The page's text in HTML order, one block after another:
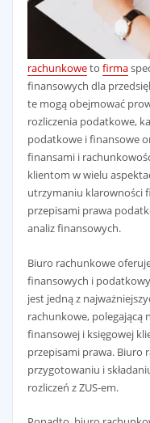
rachunkoweto firma
finansowych dla
te mogą obejmować
rozliczenia podatkowe,
podatkowe i finansowe
finansami i
klientom w wielu
utrzymaniu klarowności
przepisami prawa
analiz finansowych.
Biuro rachunkowe
finansowych i
jest jedną z
rachunkowe, polegającą
finansowej i księgowej
przepisami prawa. Biuro
przygotowaniu i
rozliczeń z ZUS-em.